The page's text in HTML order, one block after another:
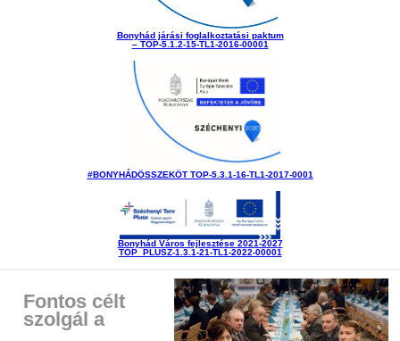
Bonyhád járási foglalkoztatási paktum
– TOP-5.1.2-15-TL1-2016-00001
#BONYHÁDÖSSZEKÖT TOP-5.3.1-16-TL1-2017-0001
Bonyhád Város fejlesztése 2021-2027
TOP_PLUSZ-1.3.1-21-TL1-2022-00001
Fontos célt
szolgál a